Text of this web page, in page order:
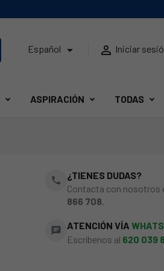
Español   Iniciar
ASPIRACIÓN TODAS
phone
¿TIENES DUDAS?
Contacta con nosotros
866 708.
chat ATENCIÓN VÍA
Escríbenos al 620 039